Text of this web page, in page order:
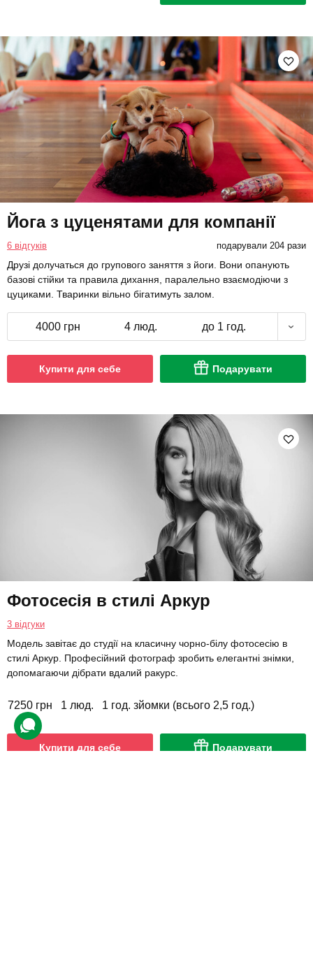
Йога з цуценятами для компанії
6 відгуків подарували 204 рази
Друзі долучаться до групового заняття з йоги. Вони опанують
базові стійки та правила дихання, паралельно взаємодіючи з
цуциками. Тваринки вільно бігатимуть залом.
4000 грн 4 люд. до 1 год.
Купити для себе Подарувати
Фотосесія в стилі Аркур
3 відгуки
Модель завітає до студії на класичну чорно-білу фотосесію в
стилі Аркур. Професійний фотограф зробить елегантні знімки,
допомагаючи дібрати вдалий ракурс.
7250 грн 1 люд. 1 год. зйомки (всього 2,5 год.)
Купити для себе Подарувати